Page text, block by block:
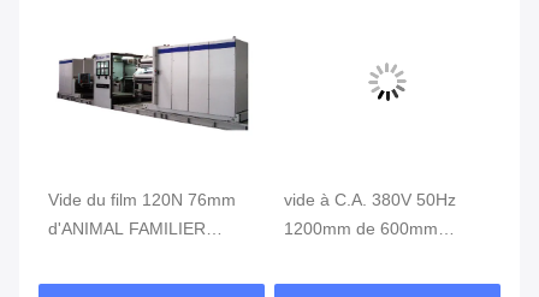
Vide du film 120N 76mm
d'ANIMAL FAMILIER
machine de métallisation
vide à C.A. 380V 50Hz
1200mm de 600mm